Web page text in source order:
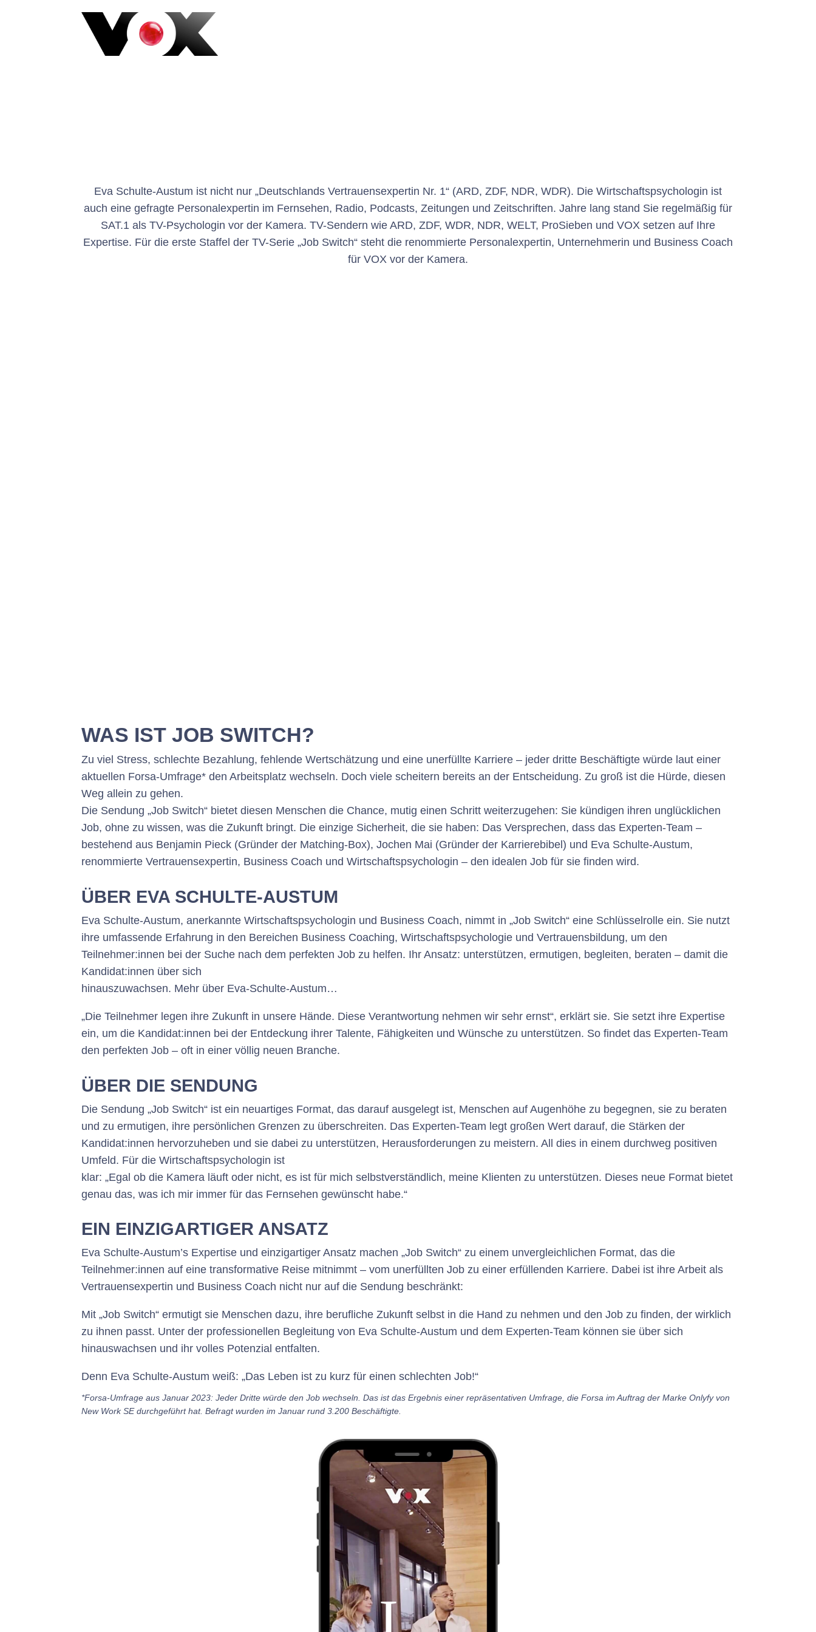
Eva Schulte-Austum ist nicht nur „Deutschlands Vertrauensexpertin Nr. 1“ (ARD, ZDF, NDR, WDR). Die Wirtschaftspsychologin ist
auch eine gefragte Personalexpertin im Fernsehen, Radio, Podcasts, Zeitungen und Zeitschriften. Jahre lang stand Sie regelmäßig für
SAT.1 als TV-Psychologin vor der Kamera. TV-Sendern wie ARD, ZDF, WDR, NDR, WELT, ProSieben und VOX setzen auf Ihre
Expertise. Für die erste Staffel der TV-Serie „Job Switch“ steht die renommierte Personalexpertin, Unternehmerin und Business Coach
für VOX vor der Kamera.
WAS IST JOB SWITCH?
Zu viel Stress, schlechte Bezahlung, fehlende Wertschätzung und eine unerfüllte Karriere – jeder dritte Beschäftigte würde laut einer
aktuellen Forsa-Umfrage* den Arbeitsplatz wechseln. Doch viele scheitern bereits an der Entscheidung. Zu groß ist die Hürde, diesen
Weg allein zu gehen.
Die Sendung „Job Switch“ bietet diesen Menschen die Chance, mutig einen Schritt weiterzugehen: Sie kündigen ihren unglücklichen
Job, ohne zu wissen, was die Zukunft bringt. Die einzige Sicherheit, die sie haben: Das Versprechen, dass das Experten-Team –
bestehend aus Benjamin Pieck (Gründer der Matching-Box), Jochen Mai (Gründer der Karrierebibel) und Eva Schulte-Austum,
renommierte Vertrauensexpertin, Business Coach und Wirtschaftspsychologin – den idealen Job für sie finden wird.
ÜBER EVA SCHULTE-AUSTUM
Eva Schulte-Austum, anerkannte Wirtschaftspsychologin und Business Coach, nimmt in „Job Switch“ eine Schlüsselrolle ein. Sie nutzt
ihre umfassende Erfahrung in den Bereichen Business Coaching, Wirtschaftspsychologie und Vertrauensbildung, um den
Teilnehmer:innen bei der Suche nach dem perfekten Job zu helfen. Ihr Ansatz: unterstützen, ermutigen, begleiten, beraten – damit die
Kandidat:innen über sich
hinauszuwachsen. Mehr über Eva-Schulte-Austum…
„Die Teilnehmer legen ihre Zukunft in unsere Hände. Diese Verantwortung nehmen wir sehr ernst“, erklärt sie. Sie setzt ihre Expertise
ein, um die Kandidat:innen bei der Entdeckung ihrer Talente, Fähigkeiten und Wünsche zu unterstützen. So findet das Experten-Team
den perfekten Job – oft in einer völlig neuen Branche.
ÜBER DIE SENDUNG
Die Sendung „Job Switch“ ist ein neuartiges Format, das darauf ausgelegt ist, Menschen auf Augenhöhe zu begegnen, sie zu beraten
und zu ermutigen, ihre persönlichen Grenzen zu überschreiten. Das Experten-Team legt großen Wert darauf, die Stärken der
Kandidat:innen hervorzuheben und sie dabei zu unterstützen, Herausforderungen zu meistern. All dies in einem durchweg positiven
Umfeld. Für die Wirtschaftspsychologin ist
klar: „Egal ob die Kamera läuft oder nicht, es ist für mich selbstverständlich, meine Klienten zu unterstützen. Dieses neue Format bietet
genau das, was ich mir immer für das Fernsehen gewünscht habe.“
EIN EINZIGARTIGER ANSATZ
Eva Schulte-Austum’s Expertise und einzigartiger Ansatz machen „Job Switch“ zu einem unvergleichlichen Format, das die
Teilnehmer:innen auf eine transformative Reise mitnimmt – vom unerfüllten Job zu einer erfüllenden Karriere. Dabei ist ihre Arbeit als
Vertrauensexpertin und Business Coach nicht nur auf die Sendung beschränkt:
Mit „Job Switch“ ermutigt sie Menschen dazu, ihre berufliche Zukunft selbst in die Hand zu nehmen und den Job zu finden, der wirklich
zu ihnen passt. Unter der professionellen Begleitung von Eva Schulte-Austum und dem Experten-Team können sie über sich
hinauswachsen und ihr volles Potenzial entfalten.
Denn Eva Schulte-Austum weiß: „Das Leben ist zu kurz für einen schlechten Job!“
*Forsa-Umfrage aus Januar 2023: Jeder Dritte würde den Job wechseln. Das ist das Ergebnis einer repräsentativen Umfrage, die Forsa im Auftrag der Marke Onlyfy von
New Work SE durchgeführt hat. Befragt wurden im Januar rund 3.200 Beschäftigte.